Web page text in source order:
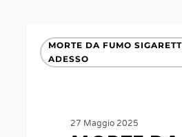
DA
RISARCIBILE
MORTE DA FUMO
ADESSO
27 Maggio 2025